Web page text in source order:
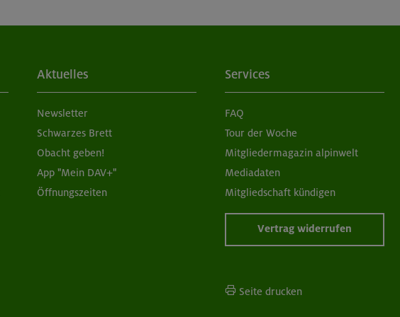
Aktuelles
Newsletter
Schwarzes Brett
Obacht geben!
App "Mein DAV+"
Öffnungszeiten
Services
FAQ
Tour der Woche
Mitgliedermagazin alpinwelt
Mediadaten
Mitgliedschaft kündigen
Vertrag widerrufen
Seite drucken